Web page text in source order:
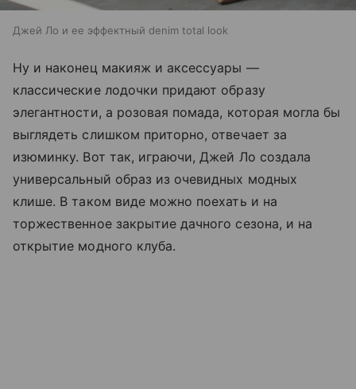
Джей Ло и ее эффектный denim total look
Ну и наконец макияж и аксессуары —
классические лодочки придают образу
элегантности, а розовая помада, которая могла бы
выглядеть слишком приторно, отвечает за
изюминку. Вот так, играючи, Джей Ло создала
универсальный образ из очевидных модных
клише. В таком виде можно поехать и на
торжественное закрытие дачного сезона, и на
открытие модного клуба.